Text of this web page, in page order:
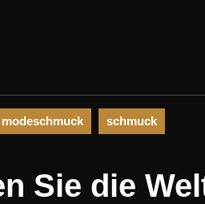
modeschmuck schmuck
Sie die